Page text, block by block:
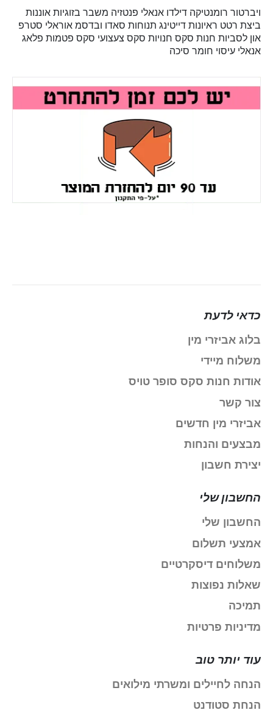
ויברטור רומנטיקה דילדו אנאלי פנטזיה משבר בזוגיות אוננות
ביצת רטט ראיונות דייטינג תנוחות סאדו ובדסמ אוראלי סטרפ
און לסביות חנות סקס חנויות סקס צעצועי סקס פטמות פלאג
אנאלי עיסוי חומר סיכה
כדאי לדעת
בלוג אביזרי מין
משלוח מיידי
אודות חנות סקס סופר טויס
צור קשר
אביזרי מין חדשים
מבצעים והנחות
יצירת חשבון
החשבון שלי
החשבון שלי
אמצעי תשלום
משלוחים דיסקרטיים
שאלות נפוצות
תמיכה
מדיניות פרטיות
עוד יותר טוב
הנחה לחיילים ומשרתי מילואים
הנחת סטודנט